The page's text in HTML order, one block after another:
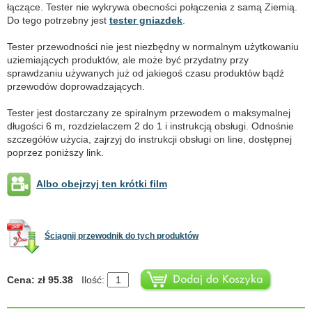
łączące. Tester nie wykrywa obecności połączenia z samą Ziemią.
Do tego potrzebny jest tester gniazdek
Tester przewodności nie jest niezbędny w normalnym użytkowaniu
uziemiających produktów, ale może być przydatny przy
sprawdzaniu używanych już od jakiegoś czasu produktów bądź
przewodów doprowadzających.
Tester jest dostarczany ze spiralnym przewodem o maksymalnej
długości 6 m, rozdzielaczem 2 do 1 i instrukcją obsługi. Odnośnie
szczegółów użycia, zajrzyj do instrukcji obsługi on line, dostępnej
poprzez poniższy link.
Albo obejrzyj ten krótki film
Ściągnij przewodnik do tych produktów
Cena: zł 95.38 Ilość: